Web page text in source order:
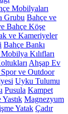
Mobilyaları
Grubu Bahçe ve
Bahçe Köşe
ve Kameriyeler
Bahçe Bankı
Kılıfları
Ahşap Ev
ve Outdoor
Uyku Tulumu
Pusula Kampet
Yastık Magnezyum
Yatak Çadır